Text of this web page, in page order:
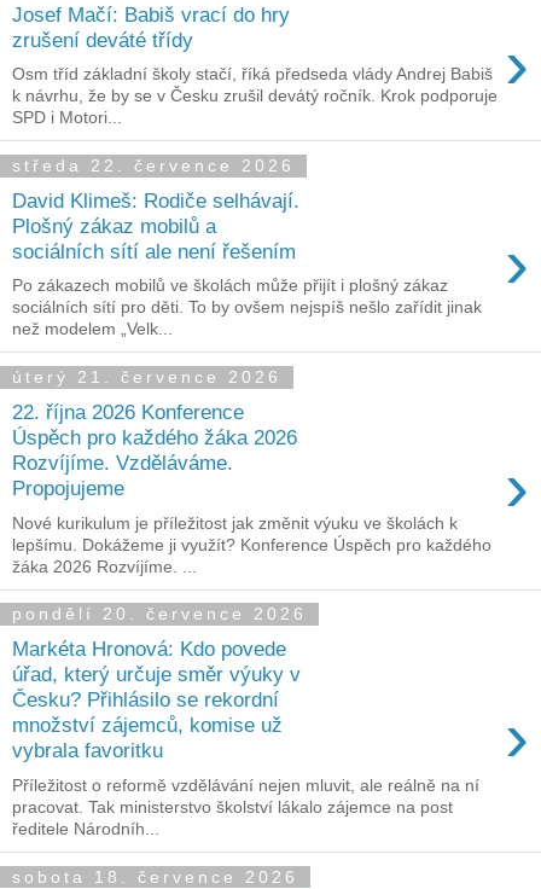
Josef Mačí: Babiš vrací do hry
zrušení deváté třídy
›
Osm tříd základní školy stačí, říká předseda vlády Andrej Babiš
k návrhu, že by se v Česku zrušil devátý ročník. Krok podporuje
SPD i Motori...
středa 22. července 2026
David Klimeš: Rodiče selhávají.
Plošný zákaz mobilů a
sociálních sítí ale není řešením
›
Po zákazech mobilů ve školách může přijít i plošný zákaz
sociálních sítí pro děti. To by ovšem nejspíš nešlo zařídit jinak
než modelem „Velk...
úterý 21. července 2026
22. října 2026 Konference
Úspěch pro každého žáka 2026
Rozvíjíme. Vzděláváme.
Propojujeme
›
Nové kurikulum je příležitost jak změnit výuku ve školách k
lepšímu. Dokážeme ji využít? Konference Úspěch pro každého
žáka 2026 Rozvíjíme. ...
pondělí 20. července 2026
Markéta Hronová: Kdo povede
úřad, který určuje směr výuky v
Česku? Přihlásilo se rekordní
množství zájemců, komise už
vybrala favoritku
›
Příležitost o reformě vzdělávání nejen mluvit, ale reálně na ní
pracovat. Tak ministerstvo školství lákalo zájemce na post
ředitele Národníh...
sobota 18. července 2026